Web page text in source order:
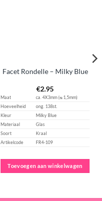
Facet Rondelle – Milky Blue
€2.95
Maat
ca. 4X3mm (ᴓ 1,5mm)
Hoeveelheid
ong. 138st.
Kleur
Milky Blue
Materiaal
Glas
Soort
Kraal
Artikelcode
FR4-109
Toevoegen aan winkelwagen